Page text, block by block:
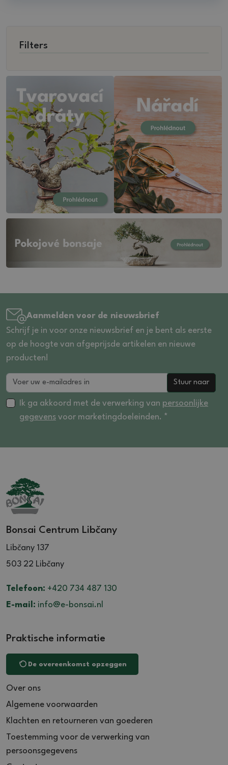
Filters
Aanmelden voor de nieuwsbrief
Schrijf je in voor onze nieuwsbrief en je bent als eerste
op de hoogte van afgeprijsde artikelen en nieuwe
producten!
Stuur naar
Ik ga akkoord met de verwerking van persoonlijke
gegevens voor marketingdoeleinden. *
Bonsai Centrum Libčany
Libčany 137
503 22 Libčany
Telefoon: +420 734 487 130
E-mail: info@e-bonsai.nl
Praktische informatie
De overeenkomst opzeggen
Over ons
Algemene voorwaarden
Klachten en retourneren van goederen
Toestemming voor de verwerking van
persoonsgegevens